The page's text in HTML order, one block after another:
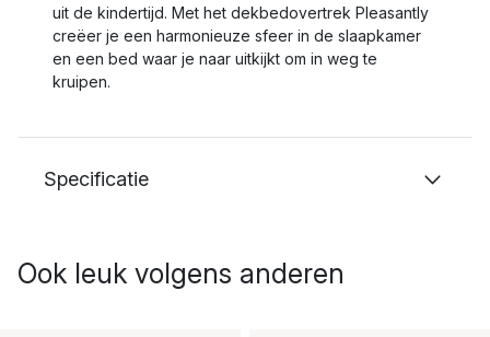
uit de kindertijd. Met het dekbedovertrek Pleasantly
creëer je een harmonieuze sfeer in de slaapkamer
en een bed waar je naar uitkijkt om in weg te
kruipen.
Specificatie
Ook leuk volgens anderen